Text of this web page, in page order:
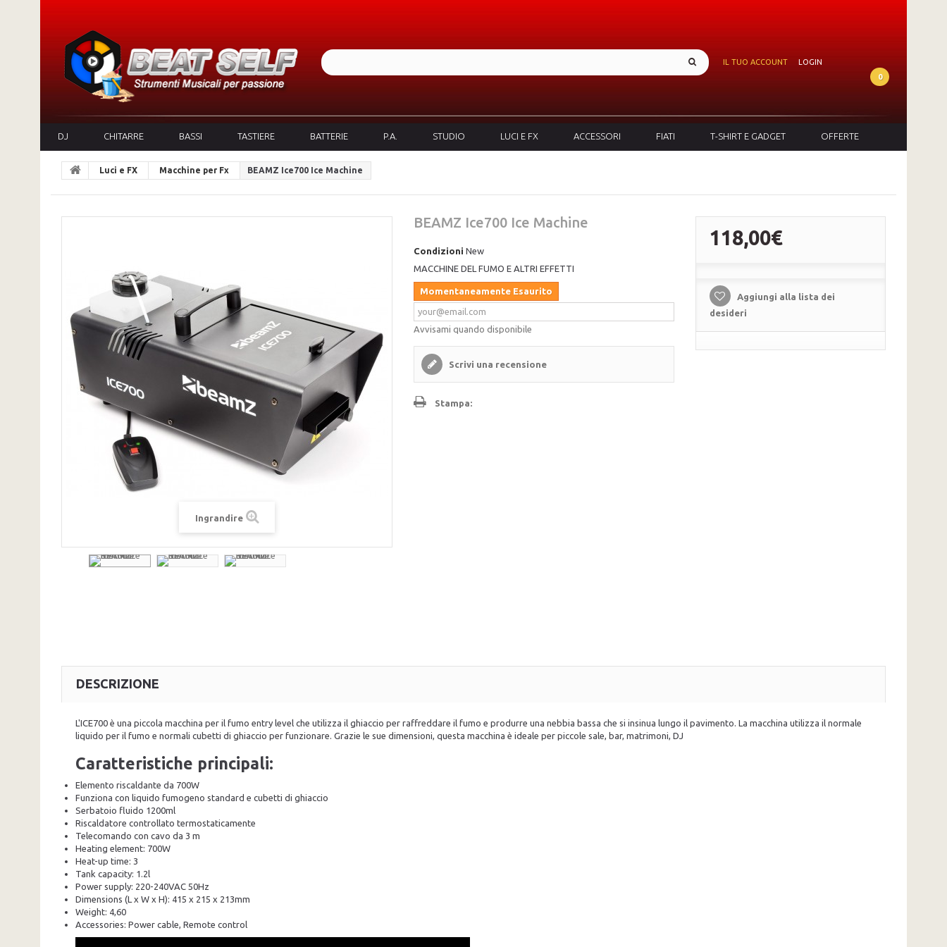
IL TUO ACCOUNT
LOGIN
0
DJ CHITARRE BASSI TASTIERE BATTERIE P.A. STUDIO LUCI E FX ACCESSORI FIATI T-SHIRT E GADGET OFFERTE
Luci e FX Macchine per Fx BEAMZ Ice700 Ice Machine
Ingrandire
BEAMZ Ice700 Ice Machine
Condizioni New
MACCHINE DEL FUMO E ALTRI EFFETTI
Momentaneamente Esaurito
Avvisami quando disponibile
Scrivi una recensione
Stampa:
118,00€
Aggiungi alla lista dei
desideri
DESCRIZIONE
L'ICE700 è una piccola macchina per il fumo entry level che utilizza il ghiaccio per raffreddare il fumo e produrre una nebbia bassa che si insinua lungo il pavimento. La macchina utilizza il normale
liquido per il fumo e normali cubetti di ghiaccio per funzionare. Grazie le sue dimensioni, questa macchina è ideale per piccole sale, bar, matrimoni, DJ
Caratteristiche principali:
Elemento riscaldante da 700W
Funziona con liquido fumogeno standard e cubetti di ghiaccio
Serbatoio fluido 1200ml
Riscaldatore controllato termostaticamente
Telecomando con cavo da 3 m
Heating element: 700W
Heat-up time: 3
Tank capacity: 1.2l
Power supply: 220-240VAC 50Hz
Dimensions (L x W x H): 415 x 215 x 213mm
Weight: 4,60
Accessories: Power cable, Remote control